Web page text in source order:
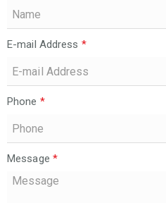
E-mail Address *
Phone *
Message *